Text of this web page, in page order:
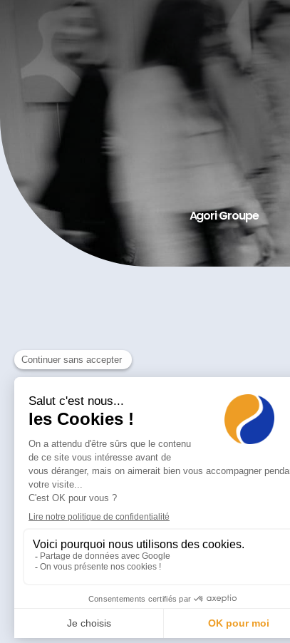
Agori Groupe
Mentions légales